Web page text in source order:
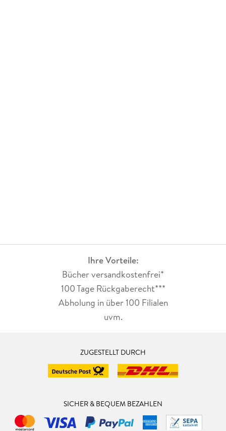
Ihre Vorteile:
Bücher versandkostenfrei*
100 Tage Rückgaberecht***
Abholung in über 100 Filialen
uvm.
ZUGESTELLT DURCH
SICHER & BEQUEM BEZAHLEN